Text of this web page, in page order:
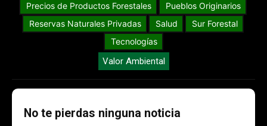
Precios de Productos Forestales
Pueblos Originarios
Reservas Naturales Privadas
Salud
Sur Forestal
Tecnologías
Valor Ambiental
No te pierdas ninguna noticia